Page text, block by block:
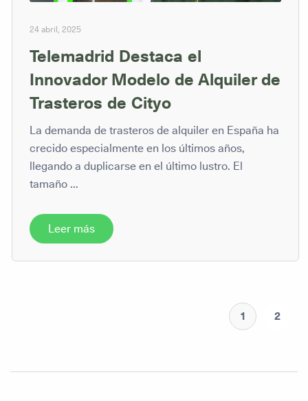
24 abril, 2025
Telemadrid Destaca el
Innovador Modelo de Alquiler de
Trasteros de Cityo
La demanda de trasteros de alquiler en España ha
crecido especialmente en los últimos años,
llegando a duplicarse en el último lustro. El
tamaño ...
Leer más
1 2